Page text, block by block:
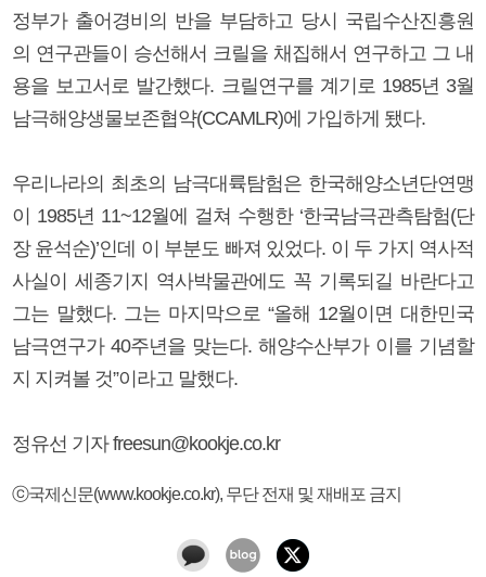
정부가 출어경비의 반을 부담하고 당시 국립수산진흥원
의 연구관들이 승선해서 크릴을 채집해서 연구하고 그 내
용을 보고서로 발간했다. 크릴연구를 계기로 1985년 3월
남극해양생물보존협약(CCAMLR)에 가입하게 됐다.
우리나라의 최초의 남극대륙탐험은 한국해양소년단연맹
이 1985년 11~12월에 걸쳐 수행한 ‘한국남극관측탐험(단
장 윤석순)’인데 이 부분도 빠져 있었다. 이 두 가지 역사적
사실이 세종기지 역사박물관에도 꼭 기록되길 바란다고
그는 말했다. 그는 마지막으로 “올해 12월이면 대한민국
남극연구가 40주년을 맞는다. 해양수산부가 이를 기념할
지 지켜볼 것”이라고 말했다.
정유선 기자 freesun@kookje.co.kr
ⓒ국제신문(www.kookje.co.kr), 무단 전재 및 재배포 금지